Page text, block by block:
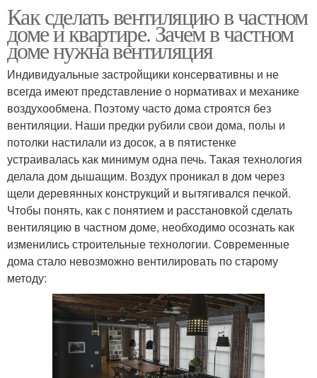
Как сделать вентиляцию в частном
доме и квартире. Зачем в частном
доме нужна вентиляция
Индивидуальные застройщики консервативны и не
всегда имеют представление о нормативах и механике
воздухообмена. Поэтому часто дома строятся без
вентиляции. Наши предки рубили свои дома, полы и
потолки настилали из досок, а в пятистенке
устраивалась как минимум одна печь. Такая технология
делала дом дышащим. Воздух проникал в дом через
щели деревянных конструкций и вытягивался печкой.
Чтобы понять, как с понятием и расстановкой сделать
вентиляцию в частном доме, необходимо осознать как
изменились строительные технологии. Современные
дома стало невозможно вентилировать по старому
методу: